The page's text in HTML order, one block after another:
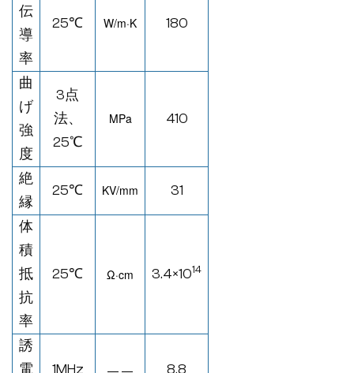
伝
導
率
25℃ W/m·K 180
曲
げ
強
度
3点
法、
25℃
MPa 410
絶
縁
25℃ KV/mm 31
体
積
抵
抗
率
25℃ Ω·cm 3.4×1014
誘
電
1MHz 8.8